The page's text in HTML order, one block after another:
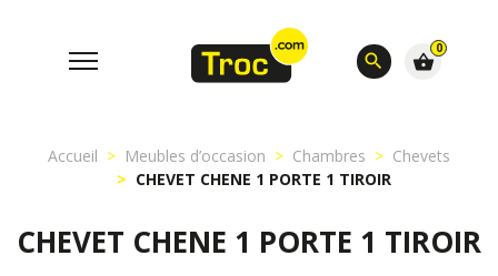
search
0
shopping_basket
Accueil Meubles d’occasion Chambres
Chevets
CHEVET CHENE 1 PORTE 1 TIROIR
CHEVET CHENE 1 PORTE 1 TIROIR